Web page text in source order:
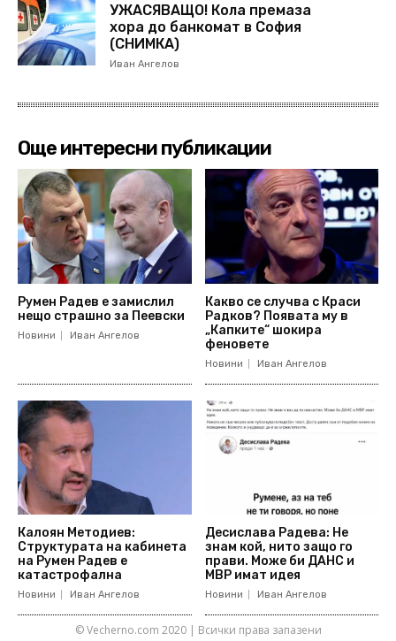
УЖАСЯВАЩО! Кола премаза
хора до банкомат в София
(СНИМКА)
Иван Ангелов
Още интересни публикации
Румен Радев е замислил
нещо страшно за Пеевски
Новини Иван Ангелов
Какво се случва с Краси
Радков? Появата му в
„Капките“ шокира
феновете
Новини Иван Ангелов
Калоян Методиев:
Структурата на кабинета
на Румен Радев е
катастрофална
Новини Иван Ангелов
Десислава Радева: Не
знам кой, нито защо го
прави. Може би ДАНС и
МВР имат идея
Новини Иван Ангелов
© Vecherno.com 2020 | Всички права запазени